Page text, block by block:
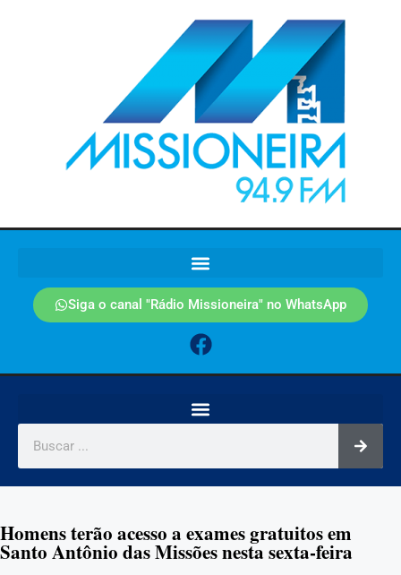
Siga o canal "Rádio Missioneira" no WhatsApp
Homens terão acesso a exames gratuitos em
Santo Antônio das Missões nesta sexta-feira